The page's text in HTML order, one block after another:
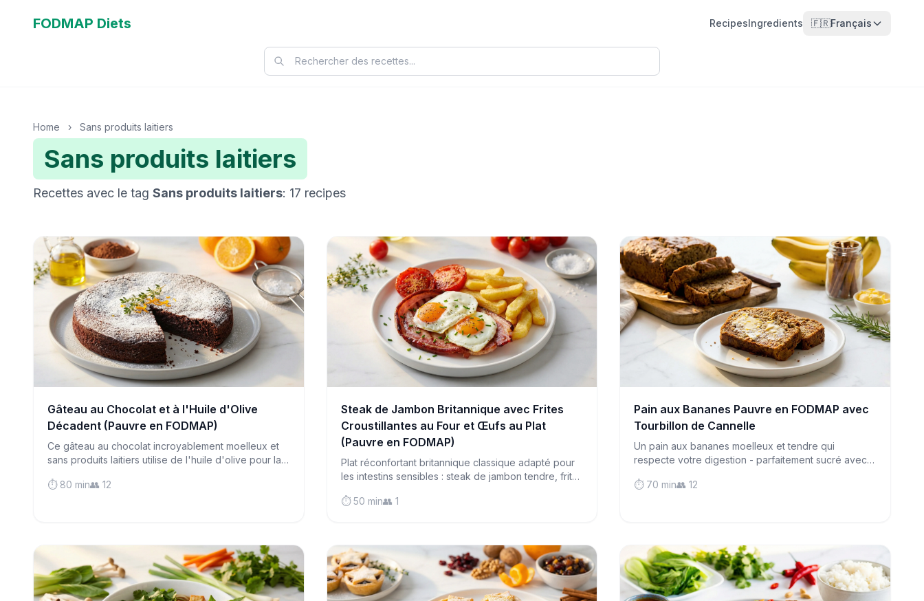
FODMAP Diets RecipesIngredients 🇫🇷Français
Home › Sans produits laitiers
Sans produits laitiers
Recettes avec le tag Sans produits laitiers: 17 recipes
Gâteau au Chocolat et à l'Huile d'Olive
Décadent (Pauvre en FODMAP)
Ce gâteau au chocolat incroyablement moelleux et
sans produits laitiers utilise de l'huile d'olive pour la
tendre qui fond sur la langue.
⏱️ 80 min👥 12
Steak de Jambon Britannique avec Frites
Croustillantes au Four et Œufs au Plat
(Pauvre en FODMAP)
Plat réconfortant britannique classique adapté pour
les intestins sensibles : steak de jambon tendre, frites
rôties dans un repas satisfaisant.
⏱️ 50 min👥 1
Pain aux Bananes Pauvre en FODMAP avec
Tourbillon de Cannelle
Un pain aux bananes moelleux et tendre qui
respecte votre digestion - parfaitement sucré avec
personnes souffrant du syndrome de l'intestin
⏱️ 70 min👥 12